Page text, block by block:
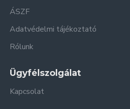
ÁSZF
Adatvédelmi tájékoztató
Rólunk
Ügyfélszolgálat
Kapcsolat